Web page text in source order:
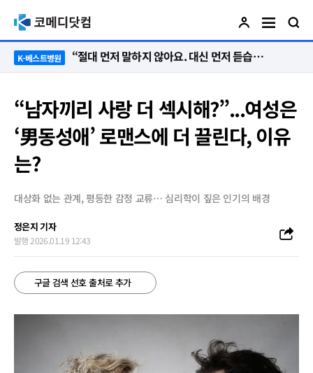
K-베스트병원 “절대 먼저 말하지 않아요. 대신 먼저 듣습니다”
“남자끼리 사랑 더 섹시해?”...여성은
‘男동성애’ 로맨스에 더 끌린다, 이유
는?
대상화 없는 관계, 평등한 감정 교류… 심리학이 짚은 인기의 배경
정은지 기자
발행 2026.01.19 12:43
구글 검색 선호 출처로 추가